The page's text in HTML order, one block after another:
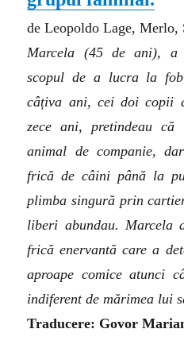
de Leopoldo Lage, Merlo,
Marcela (45 de ani), a
scopul de a lucra la
câțiva ani, cei doi copii
zece ani, pretindeau
animal de companie,
frică de câini până la
plimba singură prin
liberi abundau. Marcela
frică enervantă care a
aproape comice atunci
indiferent de mărimea lui
Traducere: Govor